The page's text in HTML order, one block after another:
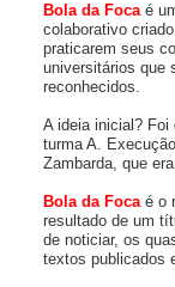
Bola da Foca é
colaborativo
praticarem seus
universitários que
reconhecidos.
A ideia inicial? Foi
turma A.
Zambarda, que
Bola da Focaé o
resultado de um
de noticiar, os
textos publicados